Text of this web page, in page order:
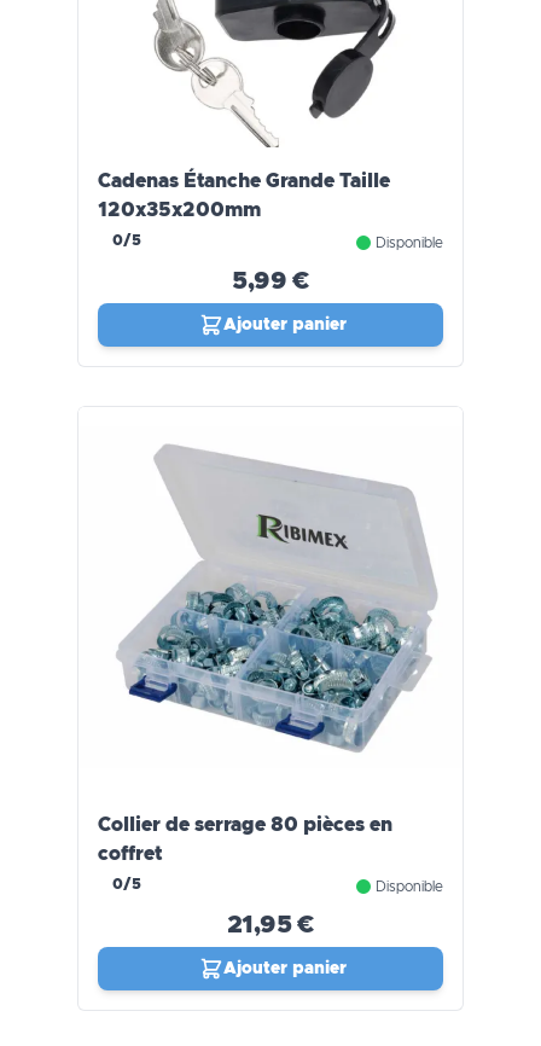
Cadenas Étanche Grande Taille
120x35x200mm
0/5 Disponible
5,99 €
Ajouter panier
Collier de serrage 80 pièces en
coffret
0/5 Disponible
21,95 €
Ajouter panier